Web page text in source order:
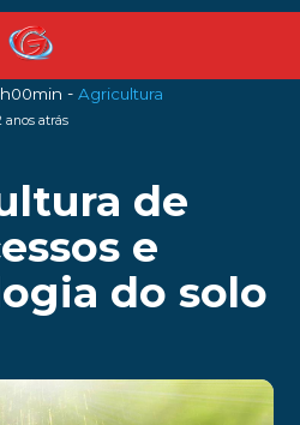
- Agricultura
anos atrás
de
e
do solo